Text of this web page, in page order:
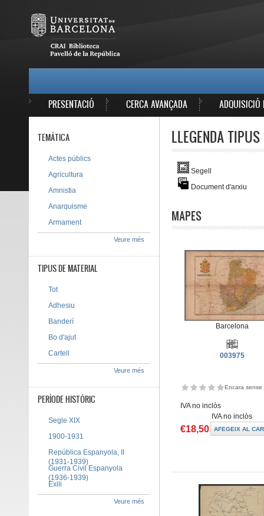
PRESENTACIÓ CERCA AVANÇADA ADQUISICIÓ
LLEGENDA
Segell
Document d'arxiu
MAPES
Barcelona
003975
Encara sense
IVA no inclòs
IVA no inclòs
€18,50
TEMÀTICA
Actes públics
Agricultura
Amnistia
Anarquisme
Armament
Veure més
TIPUS DE MATERIAL
Tot
Adhesiu
Banderí
Bo d'ajut
Cartell
Veure més
PERÍODE HISTÒRIC
Segle XIX
1900-1931
República Espanyola, II
(1931-1939)
Guerra Civil Espanyola
(1936-1939)
Exili
Veure més